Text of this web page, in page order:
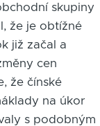
skupiny
že je obtížné
již začal a
cen
že čínské
na úkor
s podobným